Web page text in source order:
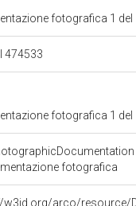
fotografica 1
474533
fotografica 1
fotografica
w3id.org/arco/resource/